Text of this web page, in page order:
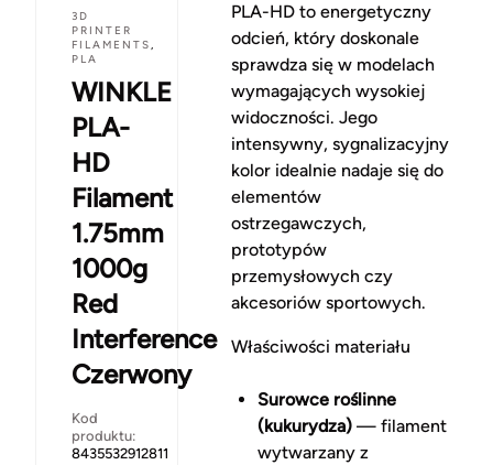
3D
PRINTER
FILAMENTS,
PLA
WINKLE
PLA-
HD
Filament
1.75mm
1000g
Red
Interference
Czerwony
Kod
produktu:
8435532912811
PLA-HD to energetyczny
odcień, który doskonale
sprawdza się w modelach
wymagających wysokiej
widoczności. Jego
intensywny, sygnalizacyjny
kolor idealnie nadaje się do
elementów
ostrzegawczych,
prototypów
przemysłowych czy
akcesoriów sportowych.
Właściwości materiału
Surowce roślinne
(kukurydza)— filament
wytwarzany z